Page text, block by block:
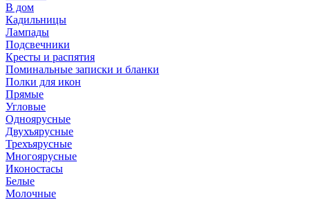
В дом
Кадильницы
Лампады
Подсвечники
Кресты и распятия
Поминальные записки и бланки
Полки для икон
Прямые
Угловые
Одноярусные
Двухъярусные
Трехъярусные
Многоярусные
Иконостасы
Белые
Молочные